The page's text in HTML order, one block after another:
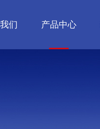
们 产品中心